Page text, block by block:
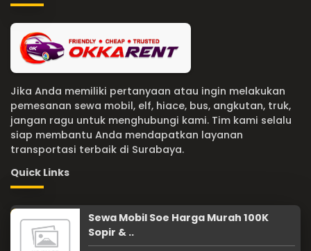
Jika Anda memiliki pertanyaan atau ingin melakukan
pemesanan sewa mobil, elf, hiace, bus, angkutan, truk,
jangan ragu untuk menghubungi kami. Tim kami selalu
siap membantu Anda mendapatkan layanan
transportasi terbaik di Surabaya.
Quick Links
Sewa Mobil Soe Harga Murah 100K
Sopir & ..